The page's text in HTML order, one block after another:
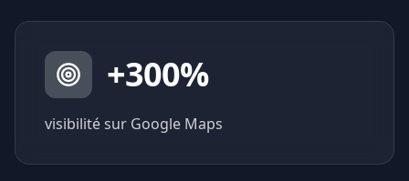
+300%
visibilité sur Google Maps